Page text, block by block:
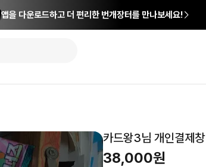
앱을 다운로드하고 더 편리한 번개장터를 만나보세요!
카드왕3님 개인결제창
38,000원